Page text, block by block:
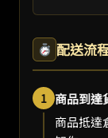
配送流
1 商品到達
商品抵達